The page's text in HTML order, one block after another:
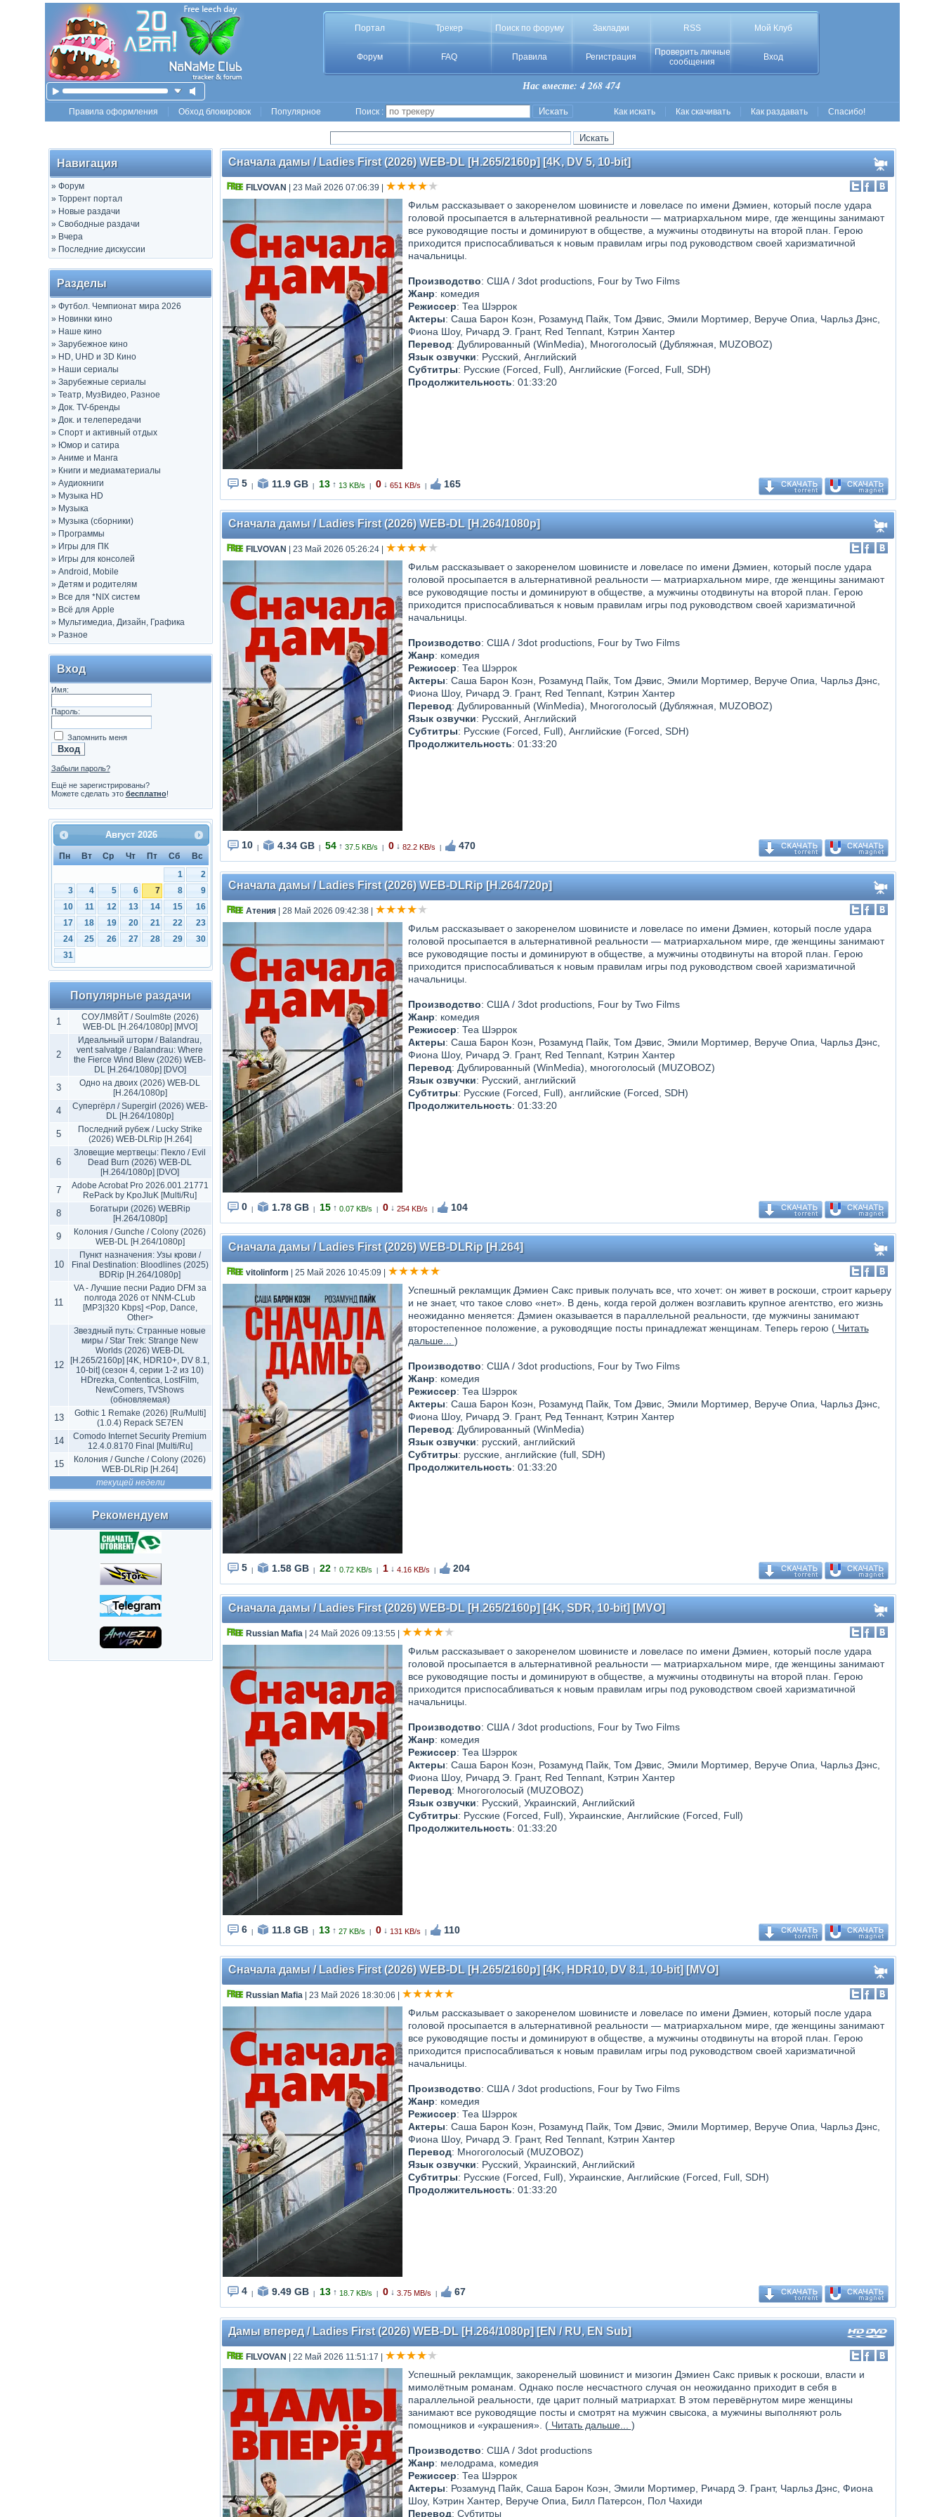
Портал Трекер Поиск по форуму Закладки RSS Мой Клуб
Форум FAQ Правила Регистрация
Проверить личные
сообщения
Вход
Нас вместе: 4 268 474
Правила оформления Обход блокировок Популярное Поиск : Как искать Как скачивать Как раздавать Спасибо!
Навигация
» Форум
» Торрент портал
» Новые раздачи
» Свободные раздачи
» Вчера
» Последние дискуссии
Разделы
» Футбол. Чемпионат мира 2026
» Новинки кино
» Наше кино
» Зарубежное кино
» HD, UHD и 3D Кино
» Наши сериалы
» Зарубежные сериалы
» Театр, МузВидео, Разное
» Док. TV-бренды
» Док. и телепередачи
» Спорт и активный отдых
» Юмор и сатира
» Аниме и Манга
» Книги и медиаматериалы
» Аудиокниги
» Музыка HD
» Музыка
» Музыка (сборники)
» Программы
» Игры для ПК
» Игры для консолей
» Android, Mobile
» Детям и родителям
» Все для *NIX систем
» Всё для Apple
» Мультимедиа, Дизайн, Графика
» Разное
Вход
Имя:
Пароль:
Запомнить меня
Забыли пароль?
Ещё не зарегистрированы?
Можете сделать это бесплатно!
Август 2026
Пн Вт Ср Чт Пт Сб
Вс
1
2
3
4 5 6 7 8
9
10
11 12 13 14 15
16
17
18 19 20 21 22
23
24
25 26 27 28 29
30
31
Популярные раздачи
1
СОУЛМ8ЙТ / Soulm8te (2026)
WEB-DL [H.264/1080p] [MVO]
2
Идеальный шторм / Balandrau,
vent salvatge / Balandrau: Where
the Fierce Wind Blew (2026) WEB-
DL [H.264/1080p] [DVO]
3
Одно на двоих (2026) WEB-DL
[H.264/1080p]
4
Супергёрл / Supergirl (2026) WEB-
DL [H.264/1080p]
5
Последний рубеж / Lucky Strike
(2026) WEB-DLRip [H.264]
6
Зловещие мертвецы: Пекло / Evil
Dead Burn (2026) WEB-DL
[H.264/1080p] [DVO]
7
Adobe Acrobat Pro 2026.001.21771
RePack by KpoJIuK [Multi/Ru]
8
Богатыри (2026) WEBRip
[H.264/1080p]
9
Колония / Gunche / Colony (2026)
WEB-DL [H.264/1080p]
10
Пункт назначения: Узы крови /
Final Destination: Bloodlines (2025)
BDRip [H.264/1080p]
11
VA - Лучшие песни Радио DFM за
полгода 2026 от NNM-CLub
[MP3|320 Kbps] <Pop, Dance,
Other>
12
Звездный путь: Странные новые
миры / Star Trek: Strange New
Worlds (2026) WEB-DL
[H.265/2160p] [4K, HDR10+, DV 8.1,
10-bit] (сезон 4, серии 1-2 из 10)
HDrezka, Contentica, LostFilm,
NewComers, TVShows
(обновляемая)
13
Gothic 1 Remake (2026) [Ru/Multi]
(1.0.4) Repack SE7EN
14
Comodo Internet Security Premium
12.4.0.8170 Final [Multi/Ru]
15
Колония / Gunche / Colony (2026)
WEB-DLRip [H.264]
текущей недели
Рекомендуем
Сначала дамы / Ladies First (2026) WEB-DL [H.265/2160p] [4K, DV 5, 10-bit]
FILVOVAN | 23 Май 2026 07:06:39
Фильм рассказывает о закоренелом шовинисте и ловеласе по имени Дэмиен, который после удара
головой просыпается в альтернативной реальности — матриархальном мире, где женщины занимают
все руководящие посты и доминируют в обществе, а мужчины отодвинуты на второй план. Герою
приходится приспосабливаться к новым правилам игры под руководством своей харизматичной
начальницы.
Производство: США / 3dot productions, Four by Two Films
Жанр: комедия
Режиссер: Теа Шэррок
Актеры: Саша Барон Коэн, Розамунд Пайк, Том Дэвис, Эмили Мортимер, Веруче Опиа, Чарльз Дэнс,
Фиона Шоу, Ричард Э. Грант, Red Tennant, Кэтрин Хантер
Перевод: Дублированный (WinMedia), Многоголосый (Дубляжная, MUZOBOZ)
Язык озвучки: Русский, Английский
Субтитры: Русские (Forced, Full), Английские (Forced, Full, SDH)
Продолжительность: 01:33:20
5 11.9 GB 13 ↑ 13 KB/s 0 ↓ 651 KB/s 165
Сначала дамы / Ladies First (2026) WEB-DL [H.264/1080p]
FILVOVAN | 23 Май 2026 05:26:24|
Фильм рассказывает о закоренелом шовинисте и ловеласе по имени Дэмиен, который после удара
головой просыпается в альтернативной реальности — матриархальном мире, где женщины занимают
все руководящие посты и доминируют в обществе, а мужчины отодвинуты на второй план. Герою
приходится приспосабливаться к новым правилам игры под руководством своей харизматичной
начальницы.
Производство: США / 3dot productions, Four by Two Films
Жанр: комедия
Режиссер: Теа Шэррок
Актеры: Саша Барон Коэн, Розамунд Пайк, Том Дэвис, Эмили Мортимер, Веруче Опиа, Чарльз Дэнс,
Фиона Шоу, Ричард Э. Грант, Red Tennant, Кэтрин Хантер
Перевод: Дублированный (WinMedia), Многоголосый (Дубляжная, MUZOBOZ)
Язык озвучки: Русский, Английский
Субтитры: Русские (Forced, Full), Английские (Forced, SDH)
Продолжительность: 01:33:20
10 4.34 GB 54 ↑ 37.5 KB/s 0 ↓ 82.2 KB/s 470
Сначала дамы / Ladies First (2026) WEB-DLRip [H.264/720p]
Атения| 28 Май 2026 09:42:38|
Фильм рассказывает о закоренелом шовинисте и ловеласе по имени Дэмиен, который после удара
головой просыпается в альтернативной реальности — матриархальном мире, где женщины занимают
все руководящие посты и доминируют в обществе, а мужчины отодвинуты на второй план. Герою
приходится приспосабливаться к новым правилам игры под руководством своей харизматичной
начальницы.
Производство: США / 3dot productions, Four by Two Films
Жанр: комедия
Режиссер: Теа Шэррок
Актеры: Саша Барон Коэн, Розамунд Пайк, Том Дэвис, Эмили Мортимер, Веруче Опиа, Чарльз Дэнс,
Фиона Шоу, Ричард Э. Грант, Red Tennant, Кэтрин Хантер
Перевод: Дублированный (WinMedia), многоголосый (MUZOBOZ)
Язык озвучки: Русский, английский
Субтитры: Русские (Forced, Full), английские (Forced, SDH)
Продолжительность: 01:33:20
0 1.78 GB 15 ↑ 0.07 KB/s 0 ↓ 254 KB/s 104
Сначала дамы / Ladies First (2026) WEB-DLRip [H.264]
vitolinform | 25 Май 2026 10:45:09
Успешный рекламщик Дэмиен Сакс привык получать все, что хочет: он живет в роскоши, строит карьеру
и не знает, что такое слово «нет». В день, когда герой должен возглавить крупное агентство, его жизнь
неожиданно меняется: Дэмиен оказывается в параллельной реальности, где мужчины занимают
второстепенное положение, а руководящие посты принадлежат женщинам. Теперь герою (Читать
дальше... )
Производство: США / 3dot productions, Four by Two Films
Жанр: комедия
Режиссер: Теа Шэррок
Актеры: Саша Барон Коэн, Розамунд Пайк, Том Дэвис, Эмили Мортимер, Веруче Опиа, Чарльз Дэнс,
Фиона Шоу, Ричард Э. Грант, Ред Теннант, Кэтрин Хантер
Перевод: Дублированный (WinMedia)
Язык озвучки: русский, английский
Субтитры: русские, английские (full, SDH)
Продолжительность: 01:33:20
5 1.58 GB 22 ↑ 0.72 KB/s 1 ↓ 4.16 KB/s 204
Сначала дамы / Ladies First (2026) WEB-DL [H.265/2160p] [4K, SDR, 10-bit] [MVO]
Russian Mafia| 24 Май 2026 09:13:55
Фильм рассказывает о закоренелом шовинисте и ловеласе по имени Дэмиен, который после удара
головой просыпается в альтернативной реальности — матриархальном мире, где женщины занимают
все руководящие посты и доминируют в обществе, а мужчины отодвинуты на второй план. Герою
приходится приспосабливаться к новым правилам игры под руководством своей харизматичной
начальницы.
Производство: США / 3dot productions, Four by Two Films
Жанр: комедия
Режиссер: Теа Шэррок
Актеры: Саша Барон Коэн, Розамунд Пайк, Том Дэвис, Эмили Мортимер, Веруче Опиа, Чарльз Дэнс,
Фиона Шоу, Ричард Э. Грант, Red Tennant, Кэтрин Хантер
Перевод: Многоголосый (MUZOBOZ)
Язык озвучки: Русский, Украинский, Английский
Субтитры: Русские (Forced, Full), Украинские, Английские (Forced, Full)
Продолжительность: 01:33:20
6 11.8 GB 13 ↑ 27 KB/s 0 ↓ 131 KB/s 110
Сначала дамы / Ladies First (2026) WEB-DL [H.265/2160p] [4K, HDR10, DV 8.1, 10-bit] [MVO]
Russian Mafia| 23 Май 2026 18:30:06
Фильм рассказывает о закоренелом шовинисте и ловеласе по имени Дэмиен, который после удара
головой просыпается в альтернативной реальности — матриархальном мире, где женщины занимают
все руководящие посты и доминируют в обществе, а мужчины отодвинуты на второй план. Герою
приходится приспосабливаться к новым правилам игры под руководством своей харизматичной
начальницы.
Производство: США / 3dot productions, Four by Two Films
Жанр: комедия
Режиссер: Теа Шэррок
Актеры: Саша Барон Коэн, Розамунд Пайк, Том Дэвис, Эмили Мортимер, Веруче Опиа, Чарльз Дэнс,
Фиона Шоу, Ричард Э. Грант, Red Tennant, Кэтрин Хантер
Перевод: Многоголосый (MUZOBOZ)
Язык озвучки: Русский, Украинский, Английский
Субтитры: Русские (Forced, Full), Украинские, Английские (Forced, Full, SDH)
Продолжительность: 01:33:20
4 9.49 GB 13 ↑ 18.7 KB/s 0 ↓ 3.75 MB/s 67
Дамы вперед / Ladies First (2026) WEB-DL [H.264/1080p] [EN / RU, EN Sub]
FILVOVAN | 22 Май 2026 11:51:17
Успешный рекламщик, закоренелый шовинист и мизогин Дэмиен Сакс привык к роскоши, власти и
мимолётным романам. Однако после несчастного случая он неожиданно приходит в себя в
параллельной реальности, где царит полный матриархат. В этом перевёрнутом мире женщины
занимают все руководящие посты и смотрят на мужчин свысока, а мужчины выполняют роль
помощников и «украшения». (Читать дальше... )
Производство: США / 3dot productions
Жанр: мелодрама, комедия
Режиссер: Теа Шэррок
Актеры: Розамунд Пайк, Саша Барон Коэн, Эмили Мортимер, Ричард Э. Грант, Чарльз Дэнс, Фиона
Шоу, Кэтрин Хантер, Веруче Опиа, Билл Патерсон, Пол Чахиди
Перевод: Субтитры